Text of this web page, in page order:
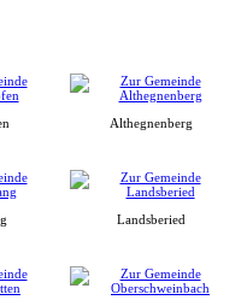
Althegnenberg
Landsberied